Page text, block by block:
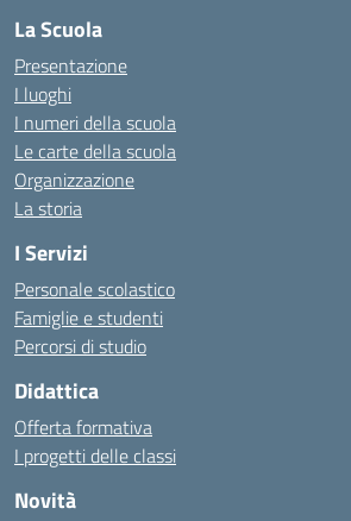
La Scuola
Presentazione
I luoghi
I numeri della scuola
Le carte della scuola
Organizzazione
La storia
I Servizi
Personale scolastico
Famiglie e studenti
Percorsi di studio
Didattica
Offerta formativa
I progetti delle classi
Novità